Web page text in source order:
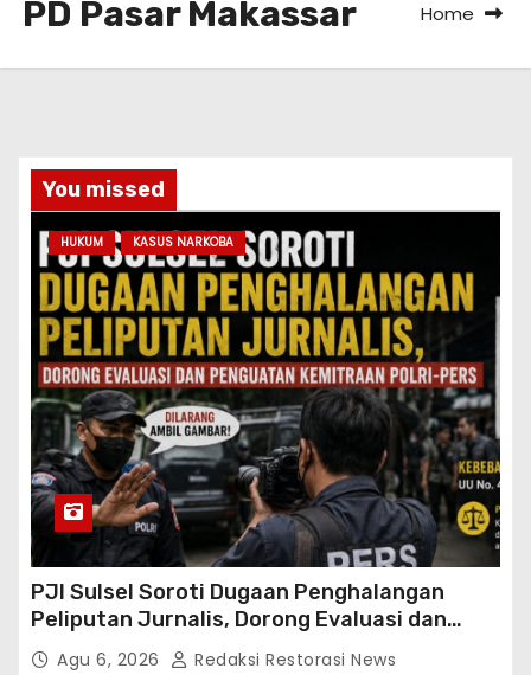
PD Pasar Makassar Home
You missed
HUKUM KASUS NARKOBA
PJI Sulsel Soroti Dugaan Penghalangan
Peliputan Jurnalis, Dorong Evaluasi dan
Penguatan Kemitraan Polri-Pers
Agu 6, 2026 Redaksi Restorasi News